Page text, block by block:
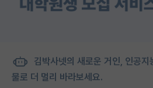
김박사넷의 새로운 거인, 인공
물로 더 멀리 바라보세요.